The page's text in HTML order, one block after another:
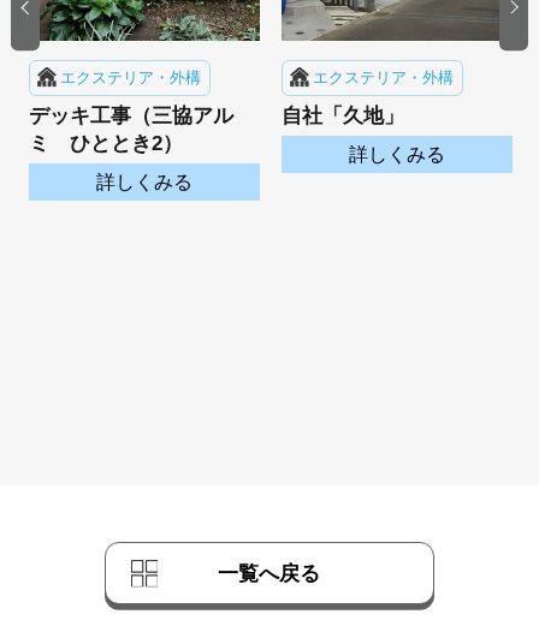
エクステリア・外構
デッキ工事（三協アル
ミ ひととき2）
詳しくみる
エクステリア・外構
自社「久地」
詳しくみる
一覧へ戻る